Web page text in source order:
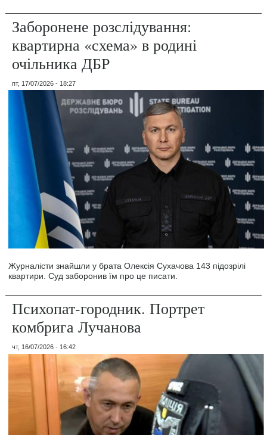
Заборонене розслідування:
квартирна «схема» в родині
очільника ДБР
пт, 17/07/2026 - 18:27
Журналісти знайшли у брата Олексія Сухачова 143 підозрілі
квартири. Суд заборонив їм про це писати.
Психопат-городник. Портрет
комбрига Лучанова
чт, 16/07/2026 - 16:42